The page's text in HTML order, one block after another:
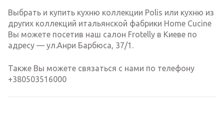
Выбрать и купить кухню коллекции Polis или кухню из
других коллекций итальянской фабрики Home Cucine
Вы можете посетив наш салон Frotelly в Киеве по
адресу — ул.Анри Барбюса, 37/1.
Также Вы можете связаться с нами по телефону
+380503516000